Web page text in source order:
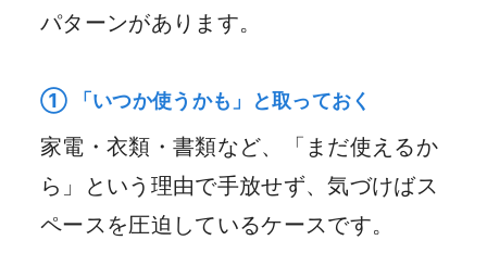
パターンがあります。
① 「いつか使うかも」と取っておく
家電・衣類・書類など、「まだ使えるか
ら」という理由で手放せず、気づけばス
ペースを圧迫しているケースです。